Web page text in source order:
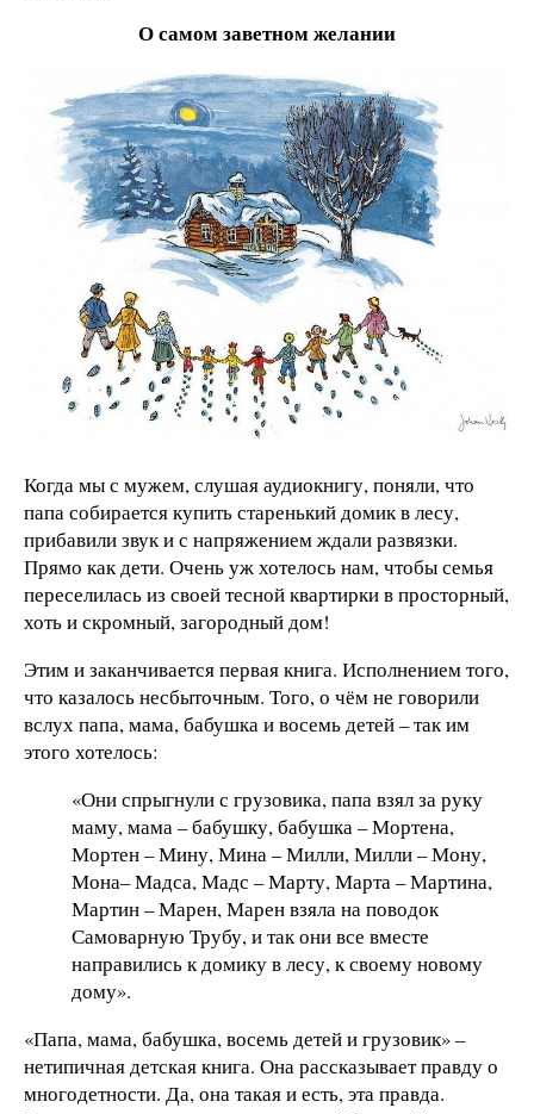
О самом заветном желании
Когда мы с мужем, слушая аудиокнигу, поняли, что
папа собирается купить старенький домик в лесу,
прибавили звук и с напряжением ждали развязки.
Прямо как дети. Очень уж хотелось нам, чтобы семья
переселилась из своей тесной квартирки в просторный,
хоть и скромный, загородный дом!
Этим и заканчивается первая книга. Исполнением того,
что казалось несбыточным. Того, о чём не говорили
вслух папа, мама, бабушка и восемь детей – так им
этого хотелось:
«Они спрыгнули с грузовика, папа взял за руку
маму, мама – бабушку, бабушка – Мортена,
Мортен – Мину, Мина – Милли, Милли – Мону,
Мона– Мадса, Мадс – Марту, Марта – Мартина,
Мартин – Марен, Марен взяла на поводок
Самоварную Трубу, и так они все вместе
направились к домику в лесу, к своему новому
дому».
«Папа, мама, бабушка, восемь детей и грузовик» –
нетипичная детская книга. Она рассказывает правду о
многодетности. Да, она такая и есть, эта правда.